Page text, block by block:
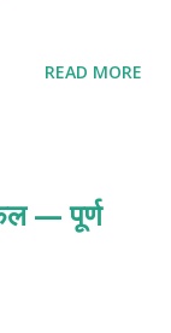
READ MORE
— पूर्ण